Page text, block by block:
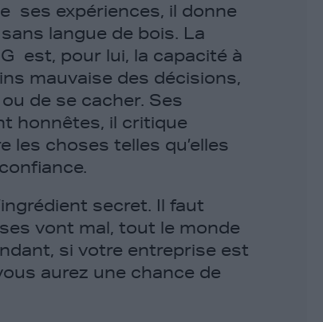
ses expériences, il donne
langue de bois. La
est, pour lui, la capacité à
mauvaise des décisions,
de se cacher. Ses
honnêtes, il critique
les choses telles qu’elles
secret. Il faut
vont mal, tout le monde
si votre entreprise est
aurez une chance de